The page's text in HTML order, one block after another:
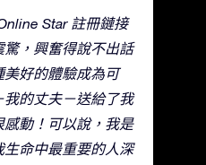
Star 註冊鏈接
，興奮得說不出話
美好的體驗成為可
的丈夫－送給了我
動！可以說，我是
命中最重要的人深